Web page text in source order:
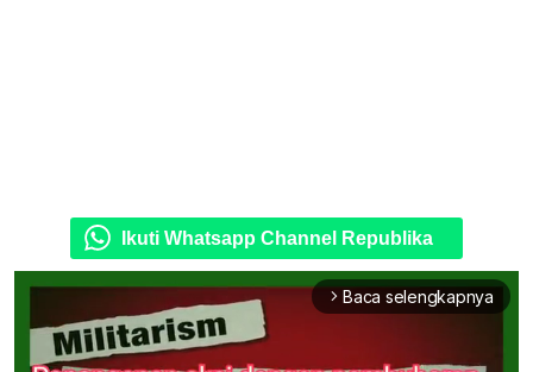
Ikuti Whatsapp Channel Republika
arrow_forward_ios Baca selengkapnya